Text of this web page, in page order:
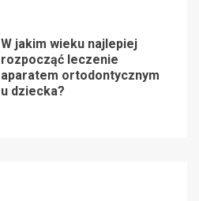
W jakim wieku najlepiej
rozpocząć leczenie
aparatem ortodontycznym
u dziecka?